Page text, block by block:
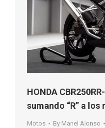
HONDA
sumando “R” a los
Motos By Manel Alonso